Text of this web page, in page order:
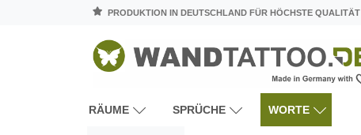
PRODUKTION IN DEUTSCHLAND FÜR HÖCHSTE QUALITÄT
RÄUME SPRÜCHE WORTE